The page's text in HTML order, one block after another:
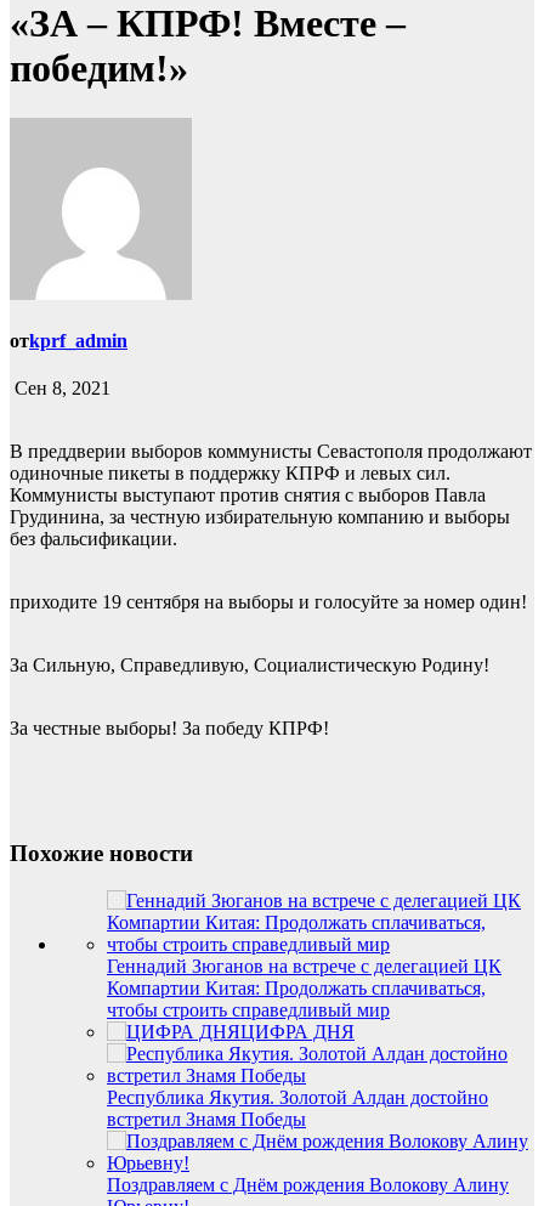
«ЗА – КПРФ! Вместе –
победим!»
отkprf_admin
Сен 8, 2021
В преддверии выборов коммунисты Севастополя продолжают
одиночные пикеты в поддержку КПРФ и левых сил.
Коммунисты выступают против снятия с выборов Павла
Грудинина, за честную избирательную компанию и выборы
без фальсификации.
приходите 19 сентября на выборы и голосуйте за номер один!
За Сильную, Справедливую, Социалистическую Родину!
За честные выборы! За победу КПРФ!
Похожие новости
Геннадий Зюганов на встрече с делегацией ЦК
Компартии Китая: Продолжать сплачиваться,
чтобы строить справедливый мир
ЦИФРА ДНЯ
Республика Якутия. Золотой Алдан достойно
встретил Знамя Победы
Поздравляем с Днём рождения Волокову Алину